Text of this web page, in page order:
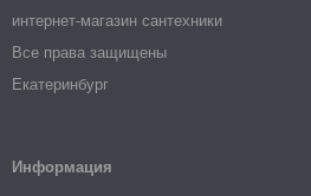
интернет-магазин сантехники
Все права защищены
Екатеринбург
Информация